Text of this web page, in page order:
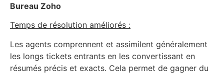
Bureau Zoho
Temps de résolution améliorés :
Les agents comprennent et assimilent généralement
les longs tickets entrants en les convertissant en
résumés précis et exacts. Cela permet de gagner du